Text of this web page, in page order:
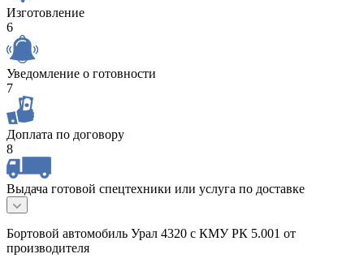
Изготовление
6
Уведомление о готовности
7
Доплата по договору
8
Выдача готовой спецтехники или услуга по доставке
Бортовой автомобиль Урал 4320 с КМУ РК 5.001 от
производителя